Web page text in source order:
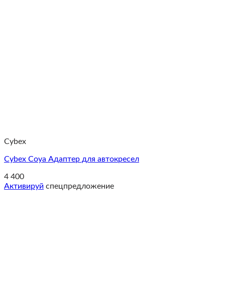
Cybex
Cybex Coya Адаптер для автокресел
4 400
Активируй спецпредложение